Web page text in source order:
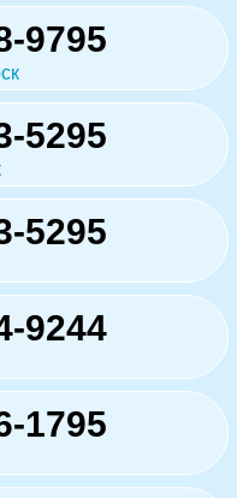
9795
5295
5295
9244
1795